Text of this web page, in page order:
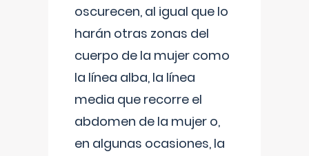
oscurecen, al igual que lo
harán otras zonas del
cuerpo de la mujer como
la línea alba, la línea
media que recorre el
abdomen de la mujer o,
en algunas ocasiones, la